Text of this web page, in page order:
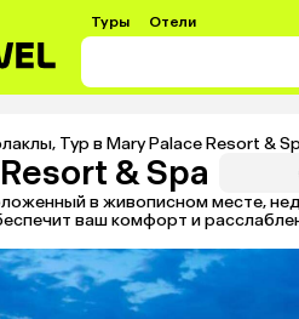
Туры Отели
, Тур в Mary Palace Resort &
& Spa
в живописном месте,
ваш комфорт и